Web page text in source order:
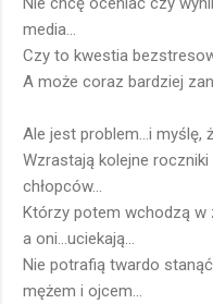
media...
Czy to kwestia
A może coraz bardziej
Ale jest problem...i myślę,
Wzrastają kolejne
chłopców...
Którzy potem wchodzą w
a oni...uciekają...
Nie potrafią twardo
mężem i ojcem...